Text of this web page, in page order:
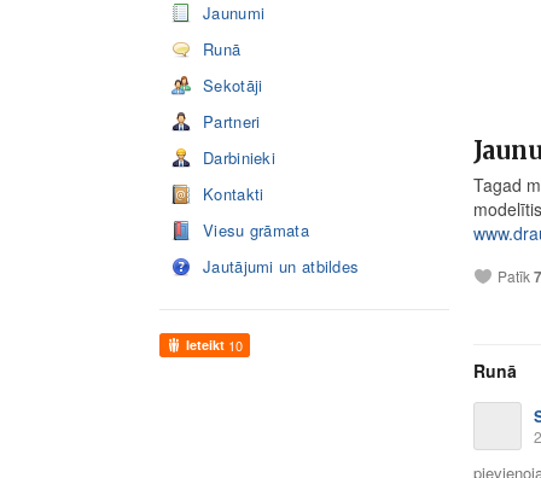
Jaunumi
Runā
Sekotāji
Partneri
Darbinieki
Kontakti
Viesu grāmata
Jautājumi un atbildes
Ieteikt 10
Tagad
Patīk7
Runā